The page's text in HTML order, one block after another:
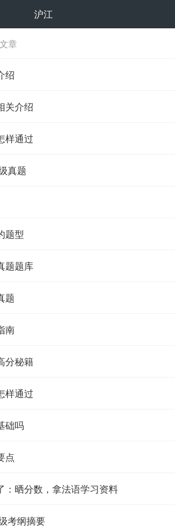
沪江
章
绍
关介绍
样通过
真题
题型
题题库
题
南
分秘籍
样通过
础吗
点
：晒分数，拿法语学习资料
考纲摘要